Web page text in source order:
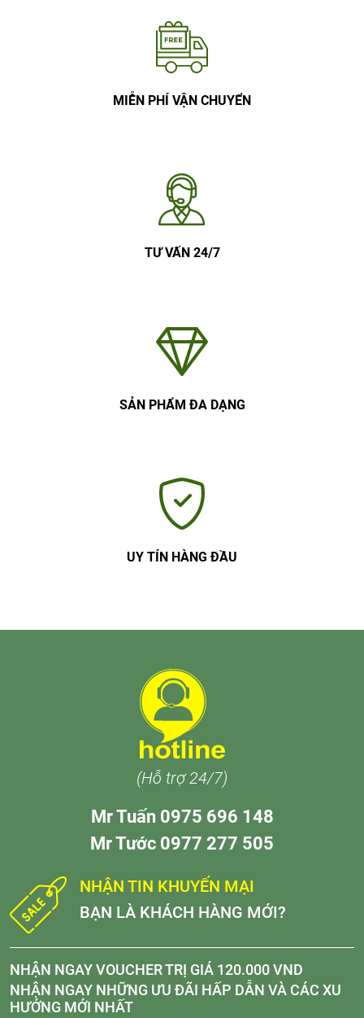
MIỄN PHÍ VẬN CHUYỂN
TƯ VẤN 24/7
SẢN PHẨM ĐA DẠNG
UY TÍN HÀNG ĐẦU
(Hỗ trợ 24/7)
Mr Tuấn 0975 696 148
Mr Tước 0977 277 505
NHẬN TIN KHUYẾN MẠI
BẠN LÀ KHÁCH HÀNG MỚI?
NHẬN NGAY VOUCHER TRỊ GIÁ 120.000 VND
NHẬN NGAY NHỮNG ƯU ĐÃI HẤP DẪN VÀ CÁC XU
HƯỚNG MỚI NHẤT